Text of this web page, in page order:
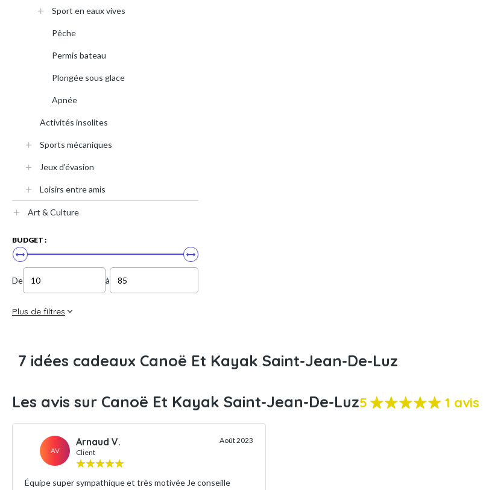
Sport en eaux vives
Pêche
Permis bateau
Plongée sous glace
Apnée
Activités insolites
Sports mécaniques
Jeux d'évasion
Loisirs entre amis
Art & Culture
BUDGET :
De à
Plus de filtres
7 idées cadeaux Canoë Et Kayak Saint-Jean-De-Luz
Les avis sur Canoë Et Kayak Saint-Jean-De-Luz5 1 avis
AV
Arnaud V.
Client
Août 2023
Équipe super sympathique et très motivée Je conseille